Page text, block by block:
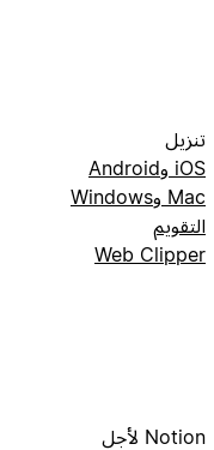
تنزيل
iOS وAndroid
Mac وWindows
التقويم
Web Clipper
Notion لأجل